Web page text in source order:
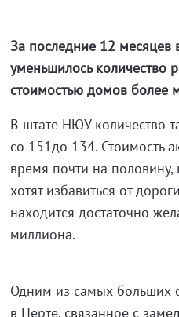
За последние 12 месяцев
уменьшилось количество
стоимостью домов более
В штате НЮУ количество
со 151до 134. Стоимость
время почти на
хотят избавиться от
находится достаточно
миллиона.
Одним из самых больших
в Перте, связанное с